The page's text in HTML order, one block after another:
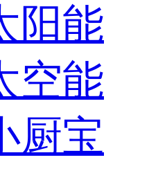
阳能
空能
厨宝